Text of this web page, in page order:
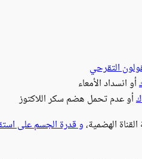
التقرحي
أو انسداد الأمعاء
أو عدم تحمل هضم سكر اللاكتوز
الهضمية،و قدرة الجسم على